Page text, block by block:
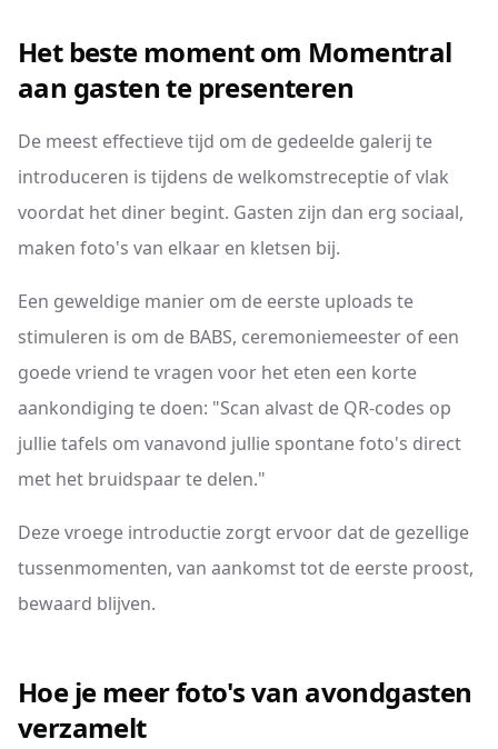
Het beste moment om Momentral
aan gasten te presenteren
De meest effectieve tijd om de gedeelde galerij te
introduceren is tijdens de welkomstreceptie of vlak
voordat het diner begint. Gasten zijn dan erg sociaal,
maken foto's van elkaar en kletsen bij.
Een geweldige manier om de eerste uploads te
stimuleren is om de BABS, ceremoniemeester of een
goede vriend te vragen voor het eten een korte
aankondiging te doen: "Scan alvast de QR-codes op
jullie tafels om vanavond jullie spontane foto's direct
met het bruidspaar te delen."
Deze vroege introductie zorgt ervoor dat de gezellige
tussenmomenten, van aankomst tot de eerste proost,
bewaard blijven.
Hoe je meer foto's van avondgasten
verzamelt